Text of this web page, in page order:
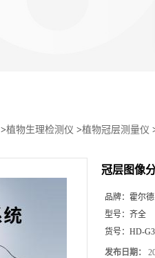
>植物生理检测仪 >植物冠层测量仪
冠层图像
品牌： 霍尔
型号： 齐全
货号： HD-
发布日期：